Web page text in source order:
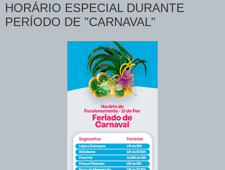
HORÁRIO ESPECIAL DURANTE
PERÍODO DE "CARNAVAL"